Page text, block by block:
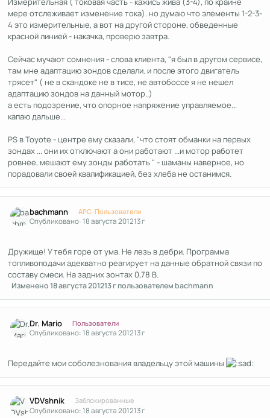
мере отслеживает изменение тока). но думаю что элементы 1-2-3-
4 это измерительные, а вот на другой стороне, обведенные
красной линией - накачка, проверю завтра.
Сейчас мучают сомнения - слова клиента, "я был в другом сервисе,
там мне адаптацию зондов сделали. и после этого двигатель
трясет" ( не в скандоке не в тисе, не автобоссе я не нешел
адаптацию зондов на данный мотор..)
а есть подозрение, что опорное напряжение управляемое...
капаю дальше...
PS в Toyote - центре ему сказали, "что стоят обманки на первых
зондах ... они их отключают а они работают ...и мотор работет
ровнее, мешают ему зонды работать " - шаманы наверное, но
порадовали своей квалификацией, без хлеба не останимся.
bachmann APC-Пользователи
Опубликовано:18 августа 201213 г
Дружище! У тебя горе от ума. Не лезь в дебри. Программа
топливоподачи адекватно реагирует на данные обратной связи по
составу смеси. На задних зонтах 0,78 В.
Изменено18 августа 201213 гпользователем bachmann
Dr. Mario Пользователи
Опубликовано:18 августа 201213 г
Передайте мои соболезнования владельцу этой машины
VDVshnik Заблокированные
Опубликовано:18 августа 201213 г